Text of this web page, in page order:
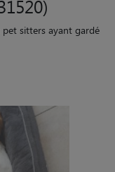
pet sitters ayant gardé